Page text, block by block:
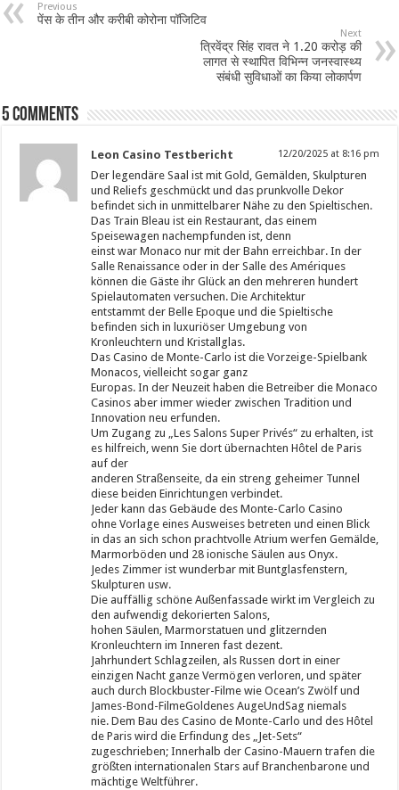
Previous
पेंस के तीन और करीबी कोरोना पॉजिटिव
Next
त्रिवेंद्र सिंह रावत ने 1.20 करोड़ की
लागत से स्थापित विभिन्न जनस्वास्थ्य
संबंधी सुविधाओं का किया लोकार्पण
5 comments
Leon Casino Testbericht 12/20/2025 at 8:16 pm
Der legendäre Saal ist mit Gold, Gemälden, Skulpturen
und Reliefs geschmückt und das prunkvolle Dekor
befindet sich in unmittelbarer Nähe zu den Spieltischen.
Das Train Bleau ist ein Restaurant, das einem
Speisewagen nachempfunden ist, denn
einst war Monaco nur mit der Bahn erreichbar. In der
Salle Renaissance oder in der Salle des Amériques
können die Gäste ihr Glück an den mehreren hundert
Spielautomaten versuchen. Die Architektur
entstammt der Belle Epoque und die Spieltische
befinden sich in luxuriöser Umgebung von
Kronleuchtern und Kristallglas.
Das Casino de Monte-Carlo ist die Vorzeige-Spielbank
Monacos, vielleicht sogar ganz
Europas. In der Neuzeit haben die Betreiber die Monaco
Casinos aber immer wieder zwischen Tradition und
Innovation neu erfunden.
Um Zugang zu „Les Salons Super Privés“ zu erhalten, ist
es hilfreich, wenn Sie dort übernachten Hôtel de Paris
auf der
anderen Straßenseite, da ein streng geheimer Tunnel
diese beiden Einrichtungen verbindet.
Jeder kann das Gebäude des Monte-Carlo Casino
ohne Vorlage eines Ausweises betreten und einen Blick
in das an sich schon prachtvolle Atrium werfen Gemälde,
Marmorböden und 28 ionische Säulen aus Onyx.
Jedes Zimmer ist wunderbar mit Buntglasfenstern,
Skulpturen usw.
Die auffällig schöne Außenfassade wirkt im Vergleich zu
den aufwendig dekorierten Salons,
hohen Säulen, Marmorstatuen und glitzernden
Kronleuchtern im Inneren fast dezent.
Jahrhundert Schlagzeilen, als Russen dort in einer
einzigen Nacht ganze Vermögen verloren, und später
auch durch Blockbuster-Filme wie Ocean’s Zwölf und
James-Bond-FilmeGoldenes AugeUndSag niemals
nie. Dem Bau des Casino de Monte-Carlo und des Hôtel
de Paris wird die Erfindung des „Jet-Sets“
zugeschrieben; Innerhalb der Casino-Mauern trafen die
größten internationalen Stars auf Branchenbarone und
mächtige Weltführer.